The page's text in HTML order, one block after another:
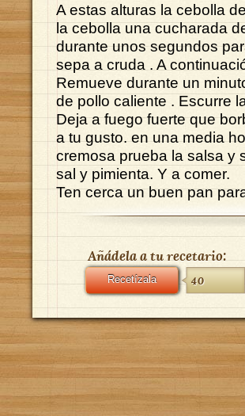
A estas alturas la cebolla
la cebolla una cucharada
durante unos segundos
sepa a cruda . A
Remueve durante un
de pollo caliente . Escurre
Deja a fuego fuerte que
a tu gusto. en una media
cremosa prueba la salsa y
sal y pimienta. Y a comer.
Ten cerca un buen pan
Añádela a tu recetario:
Recetízala 40